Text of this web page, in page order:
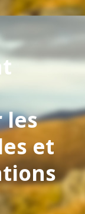
les
et